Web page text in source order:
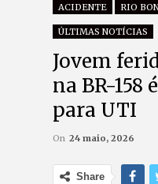
ACIDENTE
ÚLTIMAS NOTÍCIAS
Jovem
na BR-158
para UTI
On 24 maio, 2026
Share